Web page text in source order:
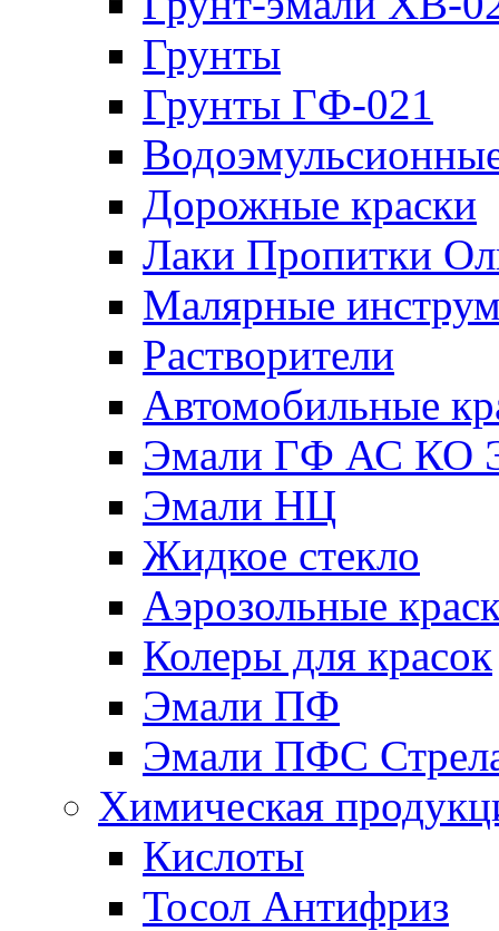
Грунты
Грунты ГФ-021
Дорожные краски
Лаки Пропитки
Малярные
Растворители
Автомобильные
Эмали ГФ АС КО
Эмали НЦ
Жидкое стекло
Аэрозольные
Колеры для красок
Эмали ПФ
Эмали ПФС
Химическая
Кислоты
Тосол Антифриз